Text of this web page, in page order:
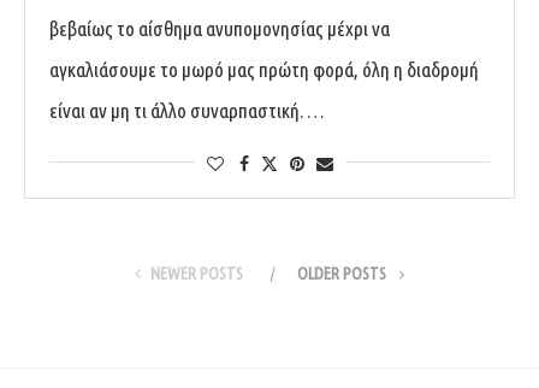
βεβαίως το αίσθημα ανυπομονησίας μέχρι να
αγκαλιάσουμε το μωρό μας πρώτη φορά, όλη η διαδρομή
είναι αν μη τι άλλο συναρπαστική. …
NEWER POSTS OLDER POSTS